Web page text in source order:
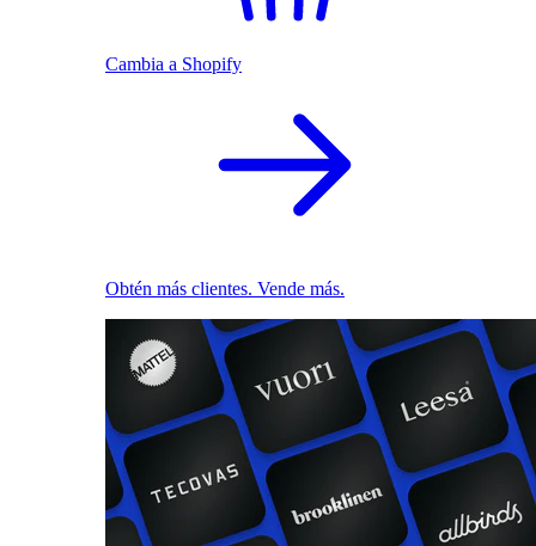
Cambia a Shopify
Obtén más clientes. Vende más.